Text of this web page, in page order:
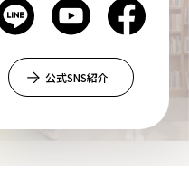
公式SNS紹介